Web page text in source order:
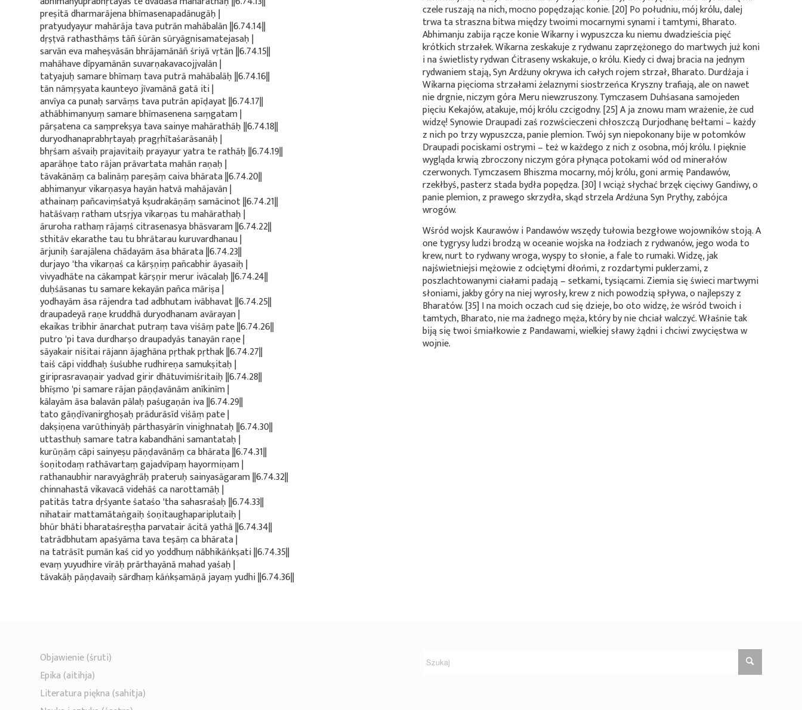
preṣitā dharmarājena bhīmasenapadānugāḥ |
pratyudyayur mahārāja tava putrān mahābalān ||6.74.14||
dṛṣṭvā rathasthāṃs tāñ śūrān sūryāgnisamatejasaḥ |
sarvān eva maheṣvāsān bhrājamānāñ śriyā vṛtān ||6.74.15||
mahāhave dīpyamānān suvarṇakavacojjvalān |
tatyajuḥ samare bhīmaṃ tava putrā mahābalāḥ ||6.74.16||
tān nāmṛṣyata kaunteyo jīvamānā gatā iti |
anvīya ca punaḥ sarvāṃs tava putrān apīḍayat ||6.74.17||
athābhimanyuṃ samare bhīmasenena saṃgatam |
pārṣatena ca saṃprekṣya tava sainye mahārathāḥ ||6.74.18||
duryodhanaprabhṛtayaḥ pragṛhītaśarāsanāḥ |
bhṛśam aśvaiḥ prajavitaiḥ prayayur yatra te rathāḥ ||6.74.19||
aparāhṇe tato rājan prāvartata mahān raṇaḥ |
tāvakānāṃ ca balināṃ pareṣāṃ caiva bhārata ||6.74.20||
abhimanyur vikarṇasya hayān hatvā mahājavān |
athainaṃ pañcaviṃśatyā kṣudrakāṇāṃ samācinot ||6.74.21||
hatāśvaṃ ratham utsṛjya vikarṇas tu mahārathaḥ |
āruroha rathaṃ rājaṃś citrasenasya bhāsvaram ||6.74.22||
sthitāv ekarathe tau tu bhrātarau kuruvardhanau |
ārjuniḥ śarajālena chādayām āsa bhārata ||6.74.23||
durjayo 'tha vikarṇaś ca kārṣṇiṃ pañcabhir āyasaiḥ |
vivyadhāte na cākampat kārṣṇir merur ivācalaḥ ||6.74.24||
duḥśāsanas tu samare kekayān pañca māriṣa |
yodhayām āsa rājendra tad adbhutam ivābhavat ||6.74.25||
draupadeyā raṇe kruddhā duryodhanam avārayan |
ekaikas tribhir ānarchat putraṃ tava viśāṃ pate ||6.74.26||
putro 'pi tava durdharṣo draupadyās tanayān raṇe |
sāyakair niśitai rājann ājaghāna pṛthak pṛthak ||6.74.27||
taiś cāpi viddhaḥ śuśubhe rudhireṇa samukṣitaḥ |
giriprasravaṇair yadvad girir dhātuvimiśritaiḥ ||6.74.28||
bhīṣmo 'pi samare rājan pāṇḍavānām anīkinīm |
kālayām āsa balavān pālaḥ paśugaṇān iva ||6.74.29||
tato gāṇḍīvanirghoṣaḥ prādurāsīd viśāṃ pate |
dakṣiṇena varūthinyāḥ pārthasyārīn vinighnataḥ ||6.74.30||
uttasthuḥ samare tatra kabandhāni samantataḥ |
kurūṇāṃ cāpi sainyeṣu pāṇḍavānāṃ ca bhārata ||6.74.31||
śoṇitodaṃ rathāvartaṃ gajadvīpaṃ hayormiṇam |
rathanaubhir naravyāghrāḥ prateruḥ sainyasāgaram ||6.74.32||
chinnahastā vikavacā videhāś ca narottamāḥ |
patitās tatra dṛśyante śataśo 'tha sahasraśaḥ ||6.74.33||
nihatair mattamātaṅgaiḥ śoṇitaughapariplutaiḥ |
bhūr bhāti bharataśreṣṭha parvatair ācitā yathā ||6.74.34||
tatrādbhutam apaśyāma tava teṣāṃ ca bhārata |
na tatrāsīt pumān kaś cid yo yoddhuṃ nābhikāṅkṣati ||6.74.35||
evaṃ yuyudhire vīrāḥ prārthayānā mahad yaśaḥ |
tāvakāḥ pāṇḍavaiḥ sārdhaṃ kāṅkṣamāṇā jayaṃ yudhi ||6.74.36||
czele ruszają na nich, mocno popędzając konie. [20] Po południu, mój królu, dalej
trwa ta straszna bitwa między twoimi mocarnymi synami i tamtymi, Bharato.
Abhimanju zabija rącze konie Wikarny i wypuszcza ku niemu dwadzieścia pięć
krótkich strzałek. Wikarna zeskakuje z rydwanu zaprzężonego do martwych już koni
i na świetlisty rydwan Ćitraseny wskakuje, o królu. Kiedy ci dwaj bracia na jednym
rydwaniem stają, Syn Ardźuny okrywa ich całych rojem strzał, Bharato. Durdźaja i
Wikarna pięcioma strzałami żelaznymi siostrzeńca Kryszny trafiają, ale on nawet
nie drgnie, niczym góra Meru niewzruszony. Tymczasem Duhśasana samojeden
pięciu Kekajów, atakuje, mój królu czcigodny. [25] A ja znowu mam wrażenie, że cud
widzę! Synowie Draupadi zaś rozwścieczeni chłoszczą Durjodhanę bełtami – każdy
z nich po trzy wypuszcza, panie plemion. Twój syn niepokonany bije w potomków
Draupadi pociskami ostrymi – też w każdego z nich z osobna, mój królu. I pięknie
wygląda krwią zbroczony niczym góra płynąca potokami wód od minerałów
czerwonych. Tymczasem Bhiszma mocarny, mój królu, goni armię Pandawów,
rzekłbyś, pasterz stada bydła popędza. [30] I wciąż słychać brzęk cięciwy Gandiwy, o
panie plemion, z prawego skrzydła, skąd strzela Ardźuna Syn Prythy, zabójca
wrogów.
Wśród wojsk Kaurawów i Pandawów wszędy tułowia bezgłowe wojowników stoją. A
one tygrysy ludzi brodzą w oceanie wojska na łodziach z rydwanów, jego woda to
krew, nurt to rydwany wroga, wyspy to słonie, a fale to rumaki. Widzę, jak
najświetniejsi mężowie z odciętymi dłońmi, z rozdartymi puklerzami, z
poszlachtowanymi ciałami padają – setkami, tysiącami. Ziemia się świeci martwymi
słoniami, jakby góry na niej wyrosły, krew z nich powodzią spływa, o najlepszy z
Bharatów. [35] I na moich oczach cud się dzieje, bo oto widzę, że wśród twoich i
tamtych, Bharato, nie ma żadnego męża, który by nie chciał walczyć. Właśnie tak
biją się twoi śmiałkowie z Pandawami, wielkiej sławy żądni i chciwi zwycięstwa w
wojnie.
Objawienie (śruti)
Epika (aitihja)
Literatura piękna (sahitja)